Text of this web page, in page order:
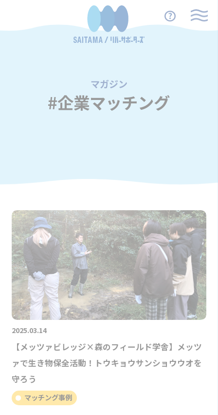
マガジン
/
#企業マッチング
2025.03.14
【メッツァビレッジ×森のフィールド学舎】メッツ
ァで生き物保全活動！トウキョウサンショウウオを
守ろう
マッチング事例